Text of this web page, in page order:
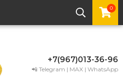
0
+7(967)013-36-96
📲 Telegram | MAX | WhatsApp